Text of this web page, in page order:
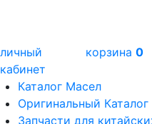
личный
кабинет
корзина 0
Каталог Масел
Оригинальный Каталог
Запчасти для